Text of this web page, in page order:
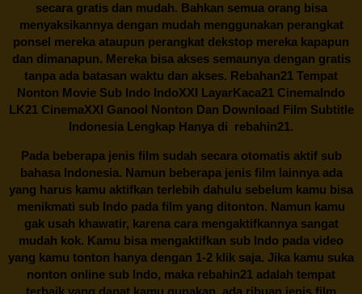
secara gratis dan mudah. Bahkan semua orang bisa
menyaksikannya dengan mudah menggunakan perangkat
ponsel mereka ataupun perangkat dekstop mereka kapapun
dan dimanapun. Mereka bisa akses semaunya dengan gratis
tanpa ada batasan waktu dan akses. Rebahan21 Tempat
Nonton Movie Sub Indo IndoXXI LayarKaca21 CinemaIndo
LK21 CinemaXXI Ganool Nonton Dan Download Film Subtitle
Indonesia Lengkap Hanya di rebahin21.
Pada beberapa jenis film sudah secara otomatis aktif sub
bahasa Indonesia. Namun beberapa jenis film lainnya ada
yang harus kamu aktifkan terlebih dahulu sebelum kamu bisa
menikmati sub Indo pada film yang ditonton. Namun kamu
gak usah khawatir, karena cara mengaktifkannya sangat
mudah kok. Kamu bisa mengaktifkan sub Indo pada video
yang kamu tonton hanya dengan 1-2 klik saja. Jika kamu suka
nonton online sub Indo, maka rebahin21 adalah tempat